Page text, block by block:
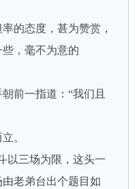
的态度，甚为赞赏，
，毫不为意的
前一指道：“我们且
。
三场为限，这头一
老弟台出个题目如